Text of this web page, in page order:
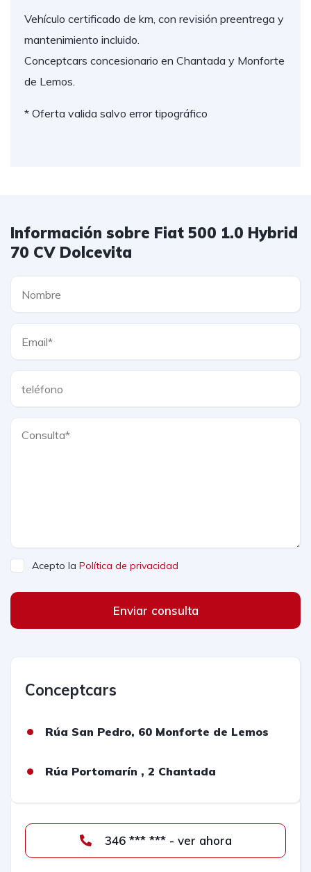
Vehículo certificado de km, con revisión preentrega y
mantenimiento incluido.
Conceptcars concesionario en Chantada y Monforte
de Lemos.
* Oferta valida salvo error tipográfico
Información sobre Fiat 500 1.0 Hybrid
70 CV Dolcevita
Acepto la Política de privacidad
Enviar consulta
Conceptcars
Rúa San Pedro, 60 Monforte de Lemos
Rúa Portomarín , 2 Chantada
346 *** *** - ver ahora